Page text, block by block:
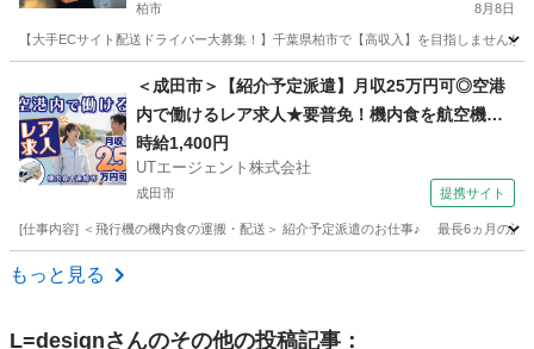
柏市 8月8日
【大手ECサイト配送ドライバー大募集！】千葉県柏市で【高収入】を目指しません
ドライバー 積み込み
＜成田市＞【紹介予定派遣】月収25万円可◎空港
内で働けるレア求人★要普免！機内食を航空機へ
搬入するお仕事！【履歴書不要☆オンライン面接
OK】【入社キャンペーン実施中！】
時給1,400円
UTエージェント株式会社
成田市 提携サイト
[仕事内容] ＜飛行機の機内食の運搬・配送＞ 紹介予定派遣のお仕事♪ 最長6ヵ月の
千葉 成田市
もっと見る
L=designさんのその他の投稿記事：